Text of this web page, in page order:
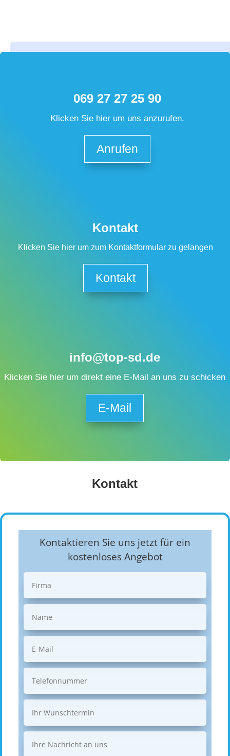
069 27 27 25 90
Klicken Sie hier um uns anzurufen.
Anrufen
Kontakt
Klicken Sie hier um zum Kontaktformular zu gelangen
Kontakt
info@top-sd.de
Klicken Sie hier um direkt eine E-Mail an uns zu schicken
E-Mail
Kontakt
Kontaktieren Sie uns jetzt für ein
kostenloses Angebot